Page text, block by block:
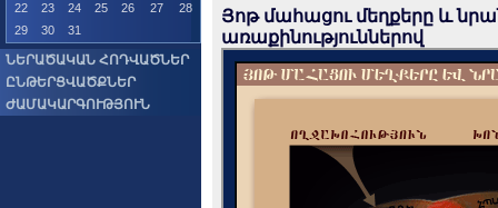
22
23 24 25 26 27
28
29
30 31
ՆԵՐԱԾԱԿԱՆ ՀՈԴՎԱԾՆԵՐ
ԸՆԹԵՐՑՎԱԾՔՆԵՐ
ԺԱՄԱԿԱՐԳՈՒԹՅՈՒՆ
Յոթ մահացու մեղքերը և
առաքինություններով